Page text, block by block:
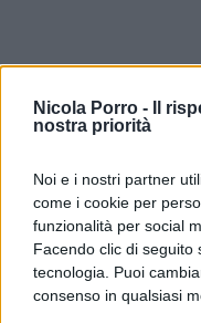
Nicola Porro -
Il
nostra priorità
Noi e i nostri partner
come i cookie per
funzionalità per social
Facendo clic di seguito
tecnologia. Puoi
consenso in qualsiasi
In ultimo, è
colpevolismo
ospite fissa del
Monteleone, la
sulla voce agli
attribuisce
periodo la